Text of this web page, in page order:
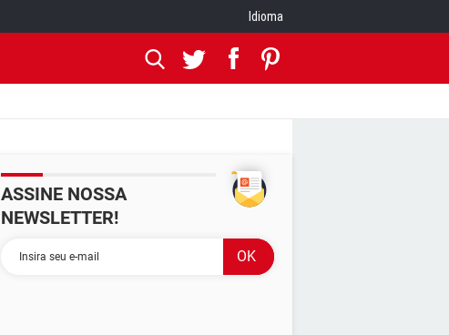
Idioma
ASSINE NOSSA
NEWSLETTER!